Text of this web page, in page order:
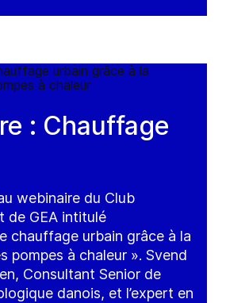
: Chauffage
webinaire du Club
de GEA intitulé
chauffage urbain grâce à la
pompes à chaleur ». Svend
Consultant Senior de
danois, et l’expert en